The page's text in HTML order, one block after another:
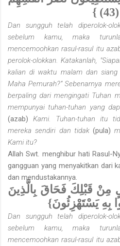
Dan sungguh telah diperolok-
sebelum kamu, maka
mencemoohkan rasul-rasul itu
perolok-olokkan. Katakanlah,
kalian di waktu malam dan
Maha Pemurah?” Sebenarnya
berpaling dari mengingati Tuhan
mempunyai tuhan-tuhan yang
(azab)Kami. Tuhan-tuhan itu
mereka sendiri dan tidak (pula)
Kami itu?
Allah Swt. menghibur hati Rasul-
gangguan yang menyakitkan dari
dan mendustakannya.
مِنْ قَبْلِكَ فَحَاقَ بِالَّذِينَ
بِهِ يَسْتَهْزِئُونَ}
Dan sungguh telah diperolok-
sebelum kamu, maka
mencemoohkan rasul-rasul itu